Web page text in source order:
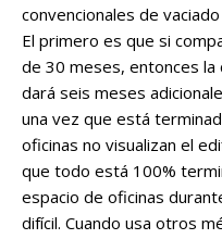
convencionales de
El primero es que si
de 30 meses, entonces
dará seis meses
una vez que está
oficinas no visualizan el
que todo está 100%
espacio de oficinas
difícil. Cuando usa otros